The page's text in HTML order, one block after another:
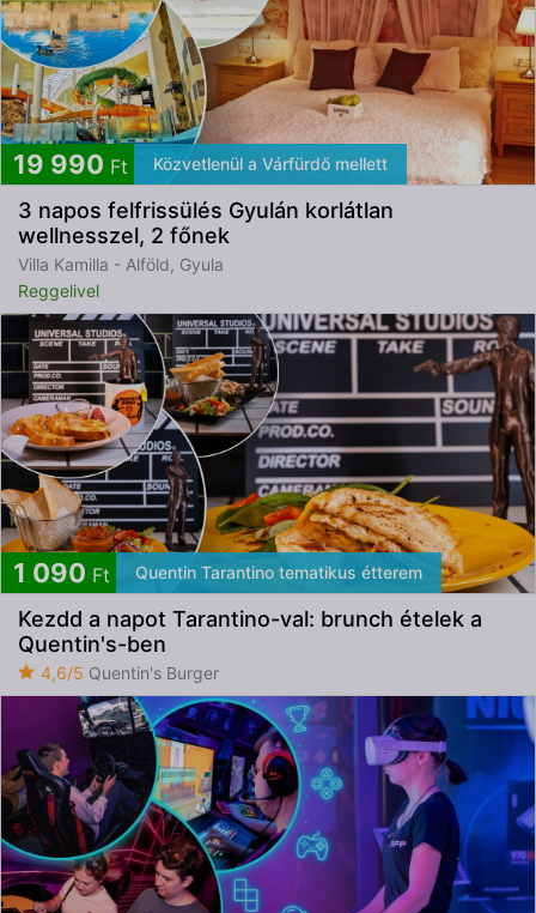
19 990 Ft Közvetlenül a Várfürdő mellett
3 napos felfrissülés Gyulán korlátlan
wellnesszel, 2 főnek
Villa Kamilla - Alföld, Gyula
Reggelivel
1 090 Ft Quentin Tarantino tematikus étterem
Kezdd a napot Tarantino-val: brunch ételek a
Quentin's-ben
4,6/5 Quentin's Burger